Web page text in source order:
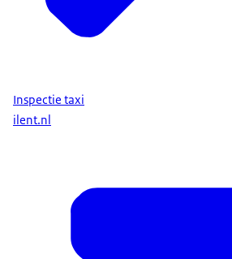
Inspectie taxi
ilent.nl